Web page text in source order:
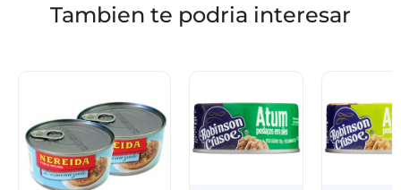
Tambien te podria interesar